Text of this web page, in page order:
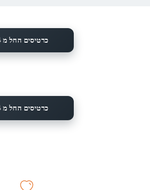
כרטיסים החל מ $184
כרטיסים החל מ $924